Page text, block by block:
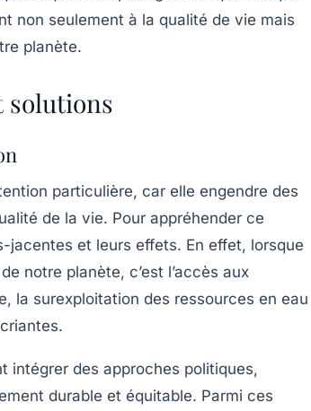
non seulement à la qualité de vie mais
planète.
solutions
particulière, car elle engendre des
de la vie. Pour appréhender ce
jacentes et leurs effets. En effet, lorsque
notre planète, c’est l’accès aux
la surexploitation des ressources en eau
intégrer des approches politiques,
durable et équitable. Parmi ces